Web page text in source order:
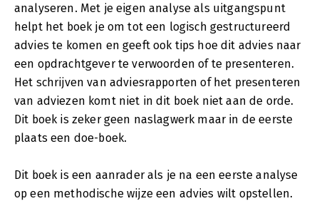
analyseren. Met je eigen analyse als uitgangspunt
helpt het boek je om tot een logisch gestructureerd
advies te komen en geeft ook tips hoe dit advies naar
een opdrachtgever te verwoorden of te presenteren.
Het schrijven van adviesrapporten of het presenteren
van adviezen komt niet in dit boek niet aan de orde.
Dit boek is zeker geen naslagwerk maar in de eerste
plaats een doe-boek.
Dit boek is een aanrader als je na een eerste analyse
op een methodische wijze een advies wilt opstellen.